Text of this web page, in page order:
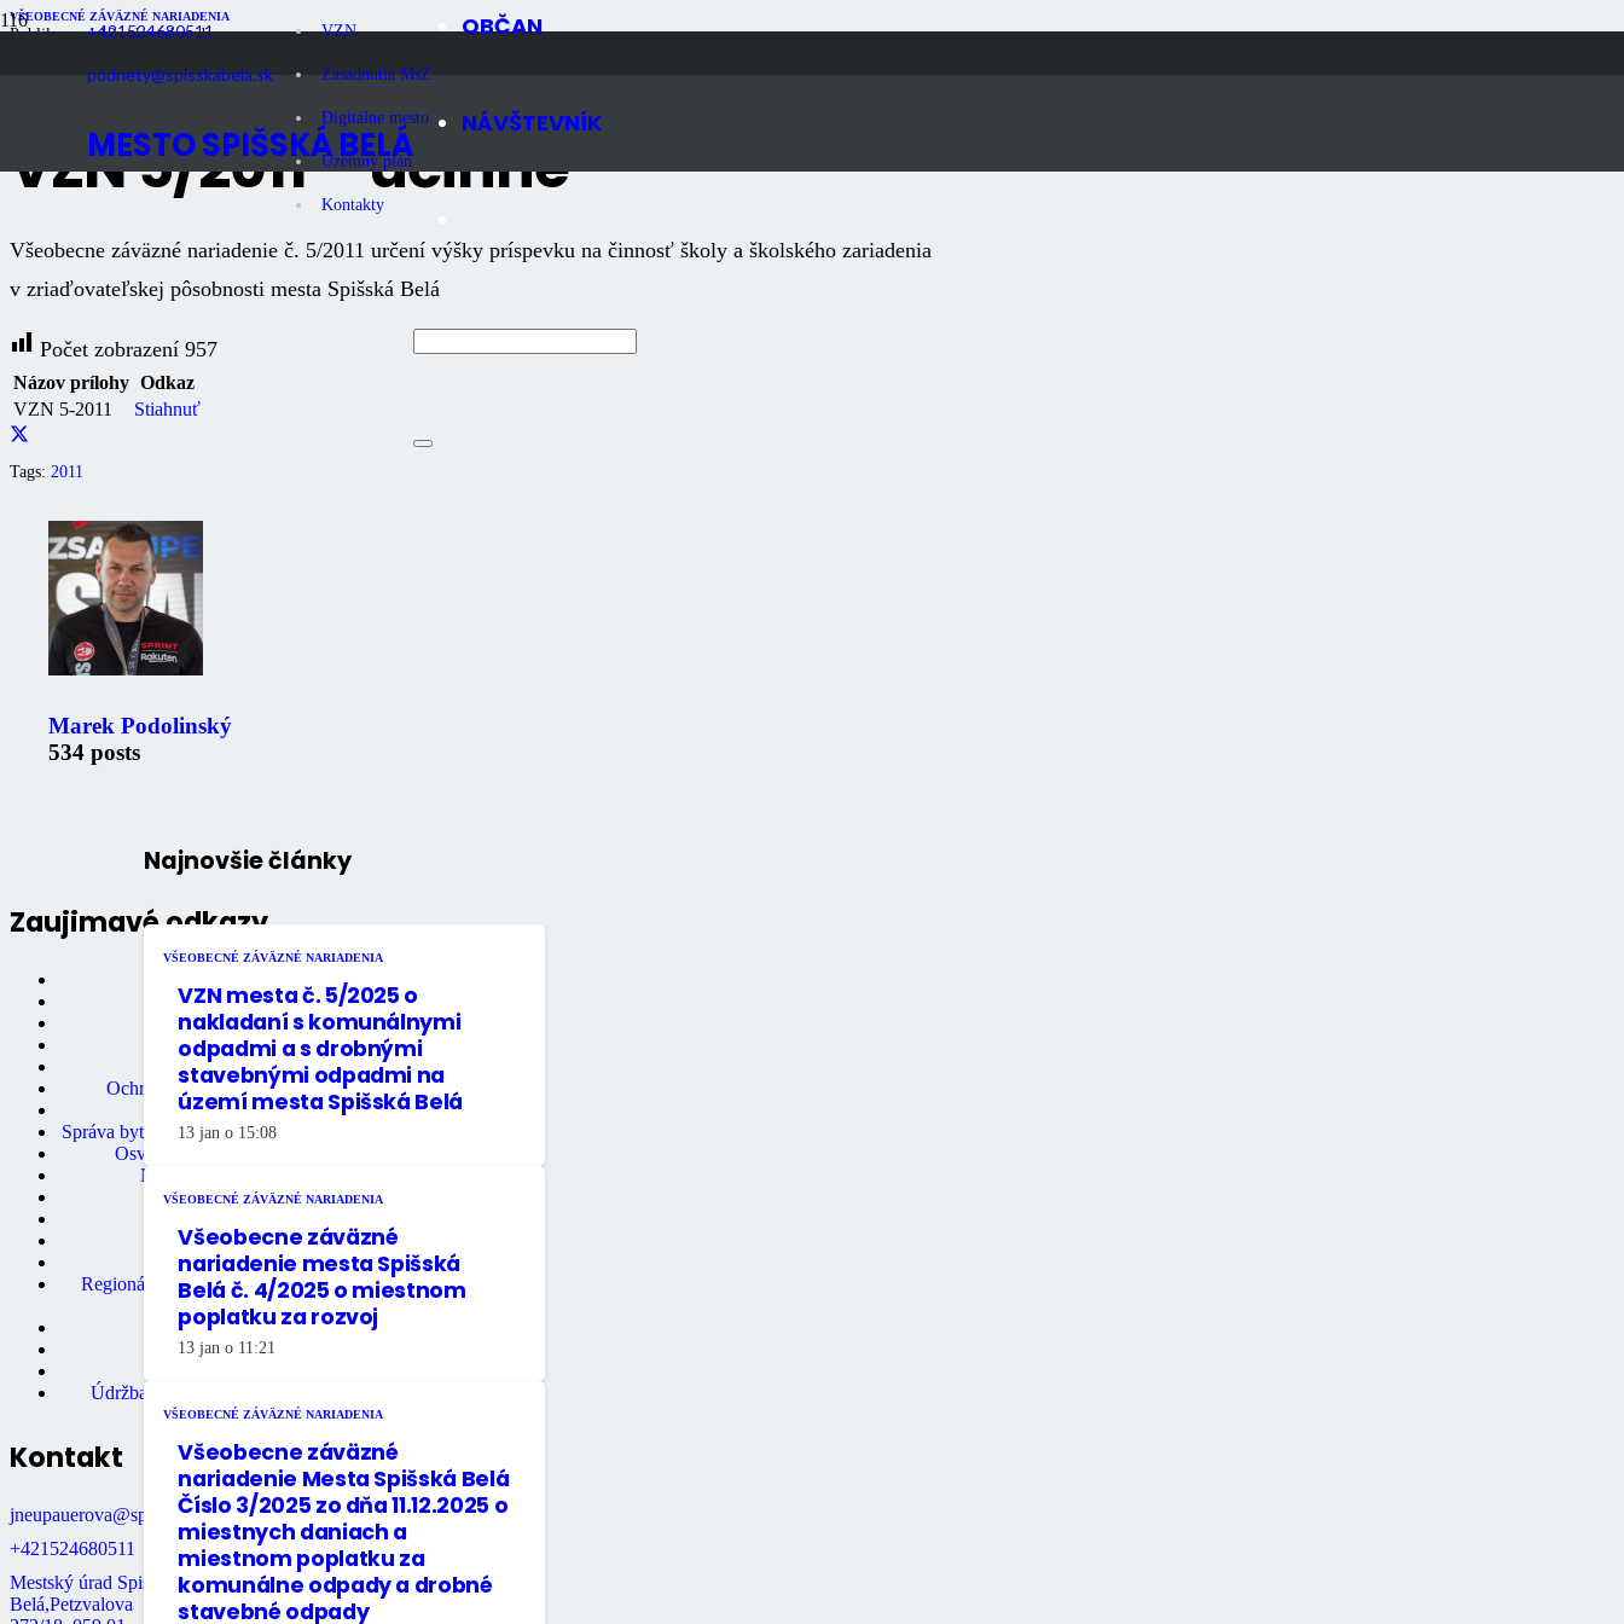
+421524680511
podnety@spisskabela.sk
VZN
Zasadnutia MsZ
Digitálne mesto
Územný plán
Kontakty
MESTO SPIŠSKÁ BELÁ
OBČAN
NÁVŠTEVNÍK
VŠEOBECNÉ ZÁVÄZNÉ NARIADENIA
Publikované10 rokov dozadu
VZN 5/2011 – účinné
Všeobecne záväzné nariadenie č. 5/2011 určení výšky príspevku na činnosť školy a školského zariadenia
v zriaďovateľskej pôsobnosti mesta Spišská Belá
Počet zobrazení 957
Názov prílohy Odkaz
VZN 5-2011
Stiahnuť
Tags: 2011
Marek Podolinský
534 posts
Najnovšie články
VŠEOBECNÉ ZÁVÄZNÉ NARIADENIA
VZN mesta č. 5/2025 o
nakladaní s komunálnymi
odpadmi a s drobnými
stavebnými odpadmi na
území mesta Spišská Belá
13 jan o 15:08
VŠEOBECNÉ ZÁVÄZNÉ NARIADENIA
Všeobecne záväzné
nariadenie mesta Spišská
Belá č. 4/2025 o miestnom
poplatku za rozvoj
13 jan o 11:21
VŠEOBECNÉ ZÁVÄZNÉ NARIADENIA
Všeobecne záväzné
nariadenie Mesta Spišská Belá
Číslo 3/2025 zo dňa 11.12.2025 o
miestnych daniach a
miestnom poplatku za
komunálne odpady a drobné
stavebné odpady
Zaujimavé odkazy
Úradná tabuľa
Fotogaléria
Mestské noviny
Mestský úrad
Ochrana osobných údajov
Stavebný úrad
Správa bytov a nebytových priestorov
Osvedčovanie podpisov
Mestská knižnica
Matričný úrad
Miestne dane
Primátor mesta
Regionálne turistické informačné
centrum
Rozpočet mesta
Školstvo
Údržba nebytových priestorov
Kontakt
jneupauerova@spisskabela.sk
+421524680511
Mestský úrad Spišská
Belá,Petzvalova